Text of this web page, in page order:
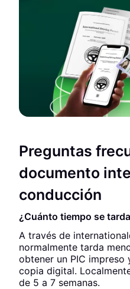
Preguntas
documento
conducción
¿Cuánto tiempo se
A través de
normalmente tarda
obtener un PIC impreso
copia digital.
de 5 a 7 semanas.